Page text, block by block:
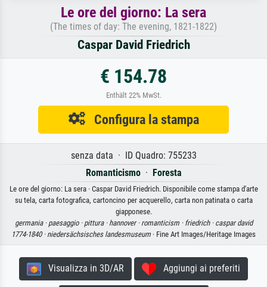
Le ore del giorno: La sera
(The times of day: The evening, 1821-1822)
Caspar David Friedrich
€ 154.78
Enthält 22% MwSt.
Configura la stampa
senza data · ID Quadro: 755233
Romanticismo· Foresta
Le ore del giorno: La sera · Caspar David Friedrich. Disponibile come stampa d'arte
su tela, carta fotografica, cartoncino per acquerello, carta non patinata o carta
giapponese.
germania · paesaggio · pittura · hannover · romanticism · friedrich · caspar david
1774-1840 · niedersächsisches landesmuseum · Fine Art Images/Heritage Images
Visualizza in 3D/AR Aggiungi ai preferiti